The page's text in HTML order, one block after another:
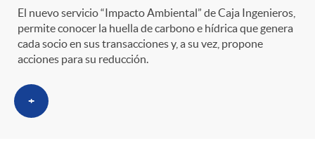
El nuevo servicio “Impacto Ambiental” de Caja Ingenieros,
permite conocer la huella de carbono e hídrica que genera
cada socio en sus transacciones y, a su vez, propone
acciones para su reducción.
+